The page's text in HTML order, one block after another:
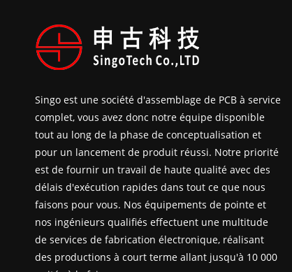
Singo est une société d'assemblage de PCB à service
complet, vous avez donc notre équipe disponible
tout au long de la phase de conceptualisation et
pour un lancement de produit réussi. Notre priorité
est de fournir un travail de haute qualité avec des
délais d'exécution rapides dans tout ce que nous
faisons pour vous. Nos équipements de pointe et
nos ingénieurs qualifiés effectuent une multitude
de services de fabrication électronique, réalisant
des productions à court terme allant jusqu'à 10 000